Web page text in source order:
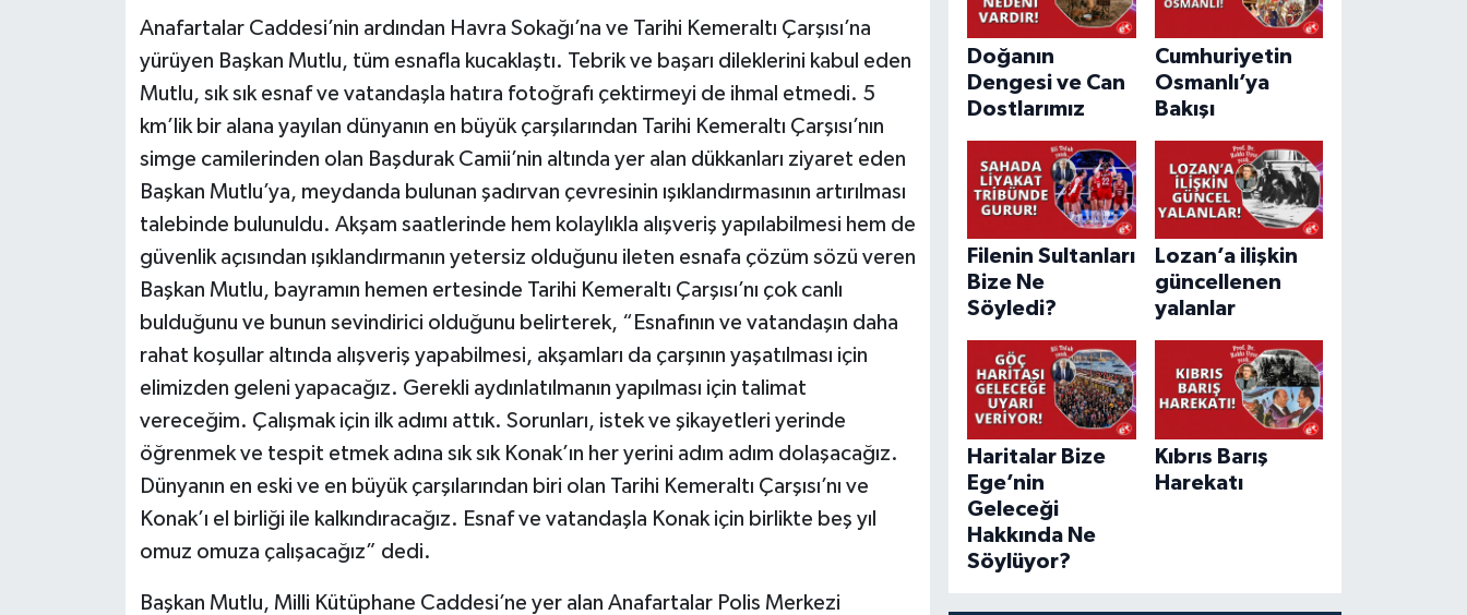
Anafartalar Caddesi’nin ardından Havra Sokağı’na ve Tarihi Kemeraltı Çarşısı’na
yürüyen Başkan Mutlu, tüm esnafla kucaklaştı. Tebrik ve başarı dileklerini kabul eden
Mutlu, sık sık esnaf ve vatandaşla hatıra fotoğrafı çektirmeyi de ihmal etmedi. 5
km’lik bir alana yayılan dünyanın en büyük çarşılarından Tarihi Kemeraltı Çarşısı’nın
simge camilerinden olan Başdurak Camii’nin altında yer alan dükkanları ziyaret eden
Başkan Mutlu’ya, meydanda bulunan şadırvan çevresinin ışıklandırmasının artırılması
talebinde bulunuldu. Akşam saatlerinde hem kolaylıkla alışveriş yapılabilmesi hem de
güvenlik açısından ışıklandırmanın yetersiz olduğunu ileten esnafa çözüm sözü veren
Başkan Mutlu, bayramın hemen ertesinde Tarihi Kemeraltı Çarşısı’nı çok canlı
bulduğunu ve bunun sevindirici olduğunu belirterek, “Esnafının ve vatandaşın daha
rahat koşullar altında alışveriş yapabilmesi, akşamları da çarşının yaşatılması için
elimizden geleni yapacağız. Gerekli aydınlatılmanın yapılması için talimat
vereceğim. Çalışmak için ilk adımı attık. Sorunları, istek ve şikayetleri yerinde
öğrenmek ve tespit etmek adına sık sık Konak’ın her yerini adım adım dolaşacağız.
Dünyanın en eski ve en büyük çarşılarından biri olan Tarihi Kemeraltı Çarşısı’nı ve
Konak’ı el birliği ile kalkındıracağız. Esnaf ve vatandaşla Konak için birlikte beş yıl
omuz omuza çalışacağız” dedi.
Başkan Mutlu, Milli Kütüphane Caddesi’ne yer alan Anafartalar Polis Merkezi
Doğanın
Dengesi ve Can
Dostlarımız
Cumhuriyetin
Osmanlı’ya
Bakışı
Filenin Sultanları
Bize Ne
Söyledi?
Lozan’a ilişkin
güncellenen
yalanlar
Haritalar Bize
Ege’nin
Geleceği
Hakkında Ne
Söylüyor?
Kıbrıs Barış
Harekatı